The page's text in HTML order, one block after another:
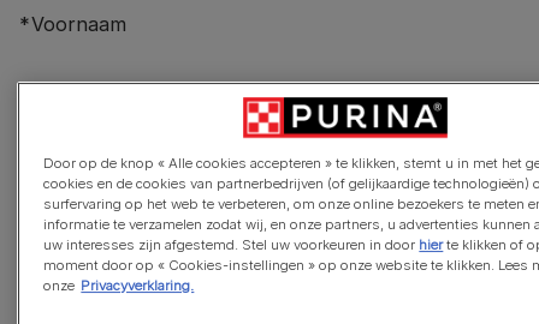
Voornaam
Achternaam
Emailadres
Door op de knop « Alle cookies accepteren » te klikken, stemt u in met het
cookies en de cookies van partnerbedrijven (of gelijkaardige technologieën)
surfervaring op het web te verbeteren, om onze online bezoekers te meten
informatie te verzamelen zodat wij, en onze partners, u advertenties kunnen
uw interesses zijn afgestemd. Stel uw voorkeuren in door hierte klikken of
moment door op « Cookies-instellingen » op onze website te klikken. Lees
onze Privacyverklaring.